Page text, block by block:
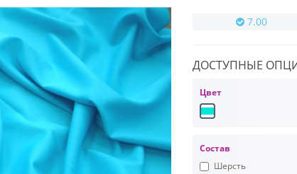
7.00
ДОСТУПНЫЕ
Цвет
Состав
Шерсть